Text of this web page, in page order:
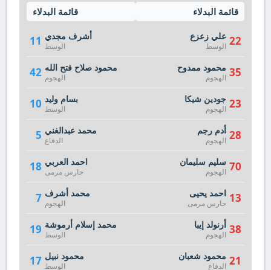
قائمة البدلاء
11 أشرف مجدي
الوسط
42 محمود صلاح فتح الله
الهجوم
10 بسام وليد
الوسط
5 محمد عبدالغني
الدفاع
18 احمد العربي
حارس مرمى
7 محمد أشرف
الهجوم
19 محمد إسلام أرموشة
الوسط
17 محمود نبيل
الوسط
قائمة البدلاء
22 علي زعزع
الوسط
35 محمود ممدوح
الهجوم
23 جودين شيكا
الهجوم
28 أدم رجم
الهجوم
70 سليم سليمان
الهجوم
13 احمد يحيى
حارس مرمى
38 أرنولد إيبا
الهجوم
21 محمود شعبان
الدفاع